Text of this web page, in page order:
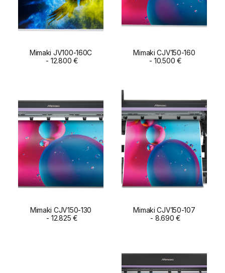
ADD TO CART
Mimaki JV100-160C
12.800€ ADD TO CART
Mimaki CJV150-160
10.500€
ADD TO CART
Mimaki CJV150-130
12.825€ ADD TO CART
Mimaki CJV150-107
8.690€